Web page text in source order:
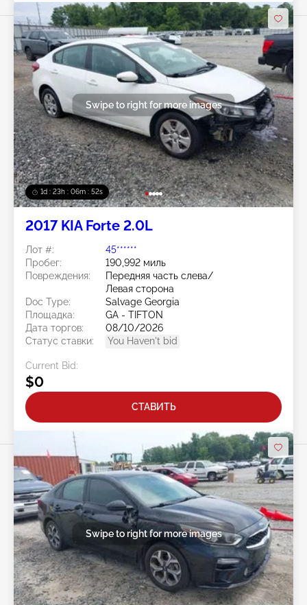
1d : 23h : 06m : 50s
Swipe to right for more images
2017 KIA Forte 2.0L
Лот #:
45******
Пробег:
190,992 миль
Повреждения:
Передняя часть слева/
Левая сторона
Doc Type:
Salvage Georgia
Площадка:
GA - TIFTON
Дата торгов:
08/10/2026
Статус ставки:
You Haven't bid
Current Bid:
$0
СТАВИТЬ
Swipe to right for more images